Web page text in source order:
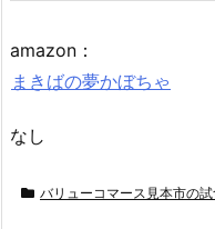
amazon：
まきばの夢かぼちゃ
なし
バリューコマース見本市の